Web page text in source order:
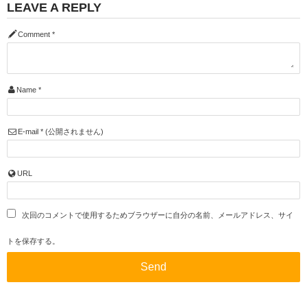
LEAVE A REPLY
Comment *
Name *
E-mail *(公開されません)
URL
次回のコメントで使用するためブラウザーに自分の名前、メールアドレス、サイ
トを保存する。